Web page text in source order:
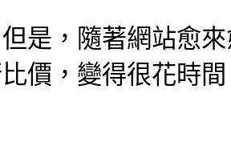
是，隨著網站愈
價，變得很花時